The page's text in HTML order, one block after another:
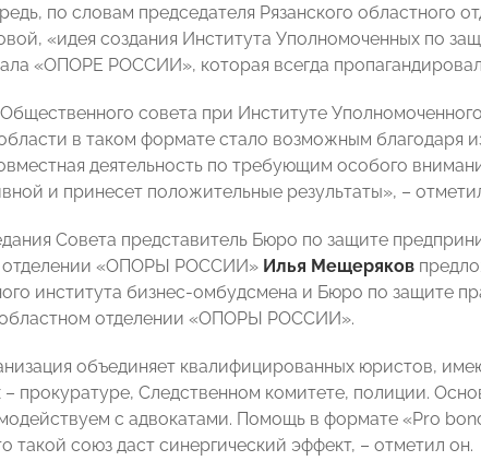
по словам председателя Рязанского
«идея создания Института Уполномоченных по
«ОПОРЕ РОССИИ», которая всегда
совета при Институте
в таком формате стало возможным благодаря
деятельность по требующим особого
и принесет положительные результаты», –
Совета представитель Бюро по защите
отделении «ОПОРЫ РОССИИ» Илья Мещеряков
института бизнес-омбудсмена и Бюро по защите
областном отделении «ОПОРЫ РОССИИ».
объединяет квалифицированных юристов,
– прокуратуре, Следственном комитете, полиции.
с адвокатами. Помощь в формате «Pro
такой союз даст синергический эффект, – отметил он.